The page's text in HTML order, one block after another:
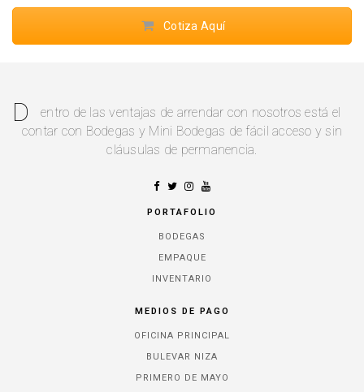
Cotiza Aquí
D
entro de las ventajas de arrendar con nosotros está el
contar con Bodegas y Mini Bodegas de fácil acceso y sin
cláusulas de permanencia.
PORTAFOLIO
BODEGAS
EMPAQUE
INVENTARIO
MEDIOS DE PAGO
OFICINA PRINCIPAL
BULEVAR NIZA
PRIMERO DE MAYO